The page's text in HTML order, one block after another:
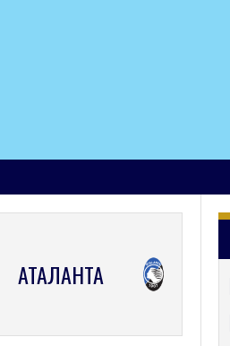
АТАЛАНТА